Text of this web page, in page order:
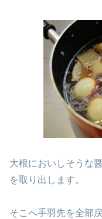
大根においしそうな
を取り出します。
そこへ手羽先を全部